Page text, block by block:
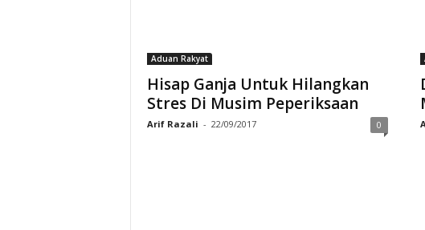
Aduan Rakyat
Hisap Ganja Untuk Hilangkan
Stres Di Musim Peperiksaan
Arif Razali - 22/09/2017 0